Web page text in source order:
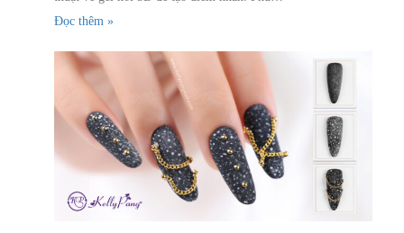
Đọc thêm »